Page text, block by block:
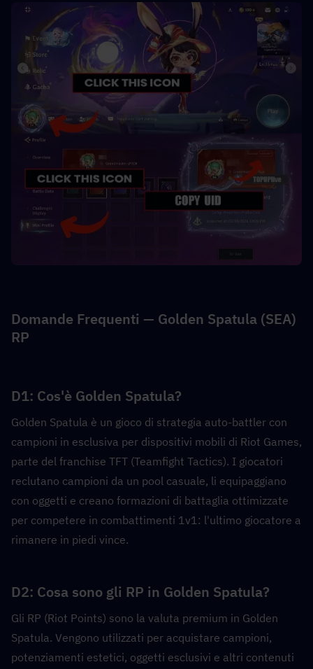
Domande Frequenti — Golden Spatula (SEA)
RP
D1: Cos'è Golden Spatula?
Golden Spatula è un gioco di strategia auto-battler con
campioni in esclusiva per dispositivi mobili di Riot Games,
parte del franchise TFT (Teamfight Tactics). I giocatori
reclutano campioni da un pool casuale, li equipaggiano
con oggetti e creano formazioni di battaglia ottimizzate
per competere in combattimenti 1v1: l'ultimo giocatore a
rimanere in piedi vince.
D2: Cosa sono gli RP in Golden Spatula?
Gli RP (Riot Points) sono la valuta premium in Golden
Spatula. Vengono utilizzati per acquistare campioni,
potenziamenti estetici, oggetti esclusivi e altri contenuti